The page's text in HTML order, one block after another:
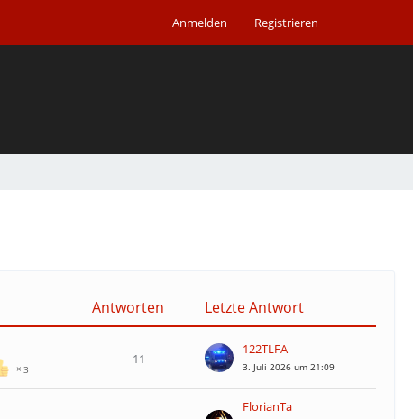
Anmelden Registrieren
Antworten Letzte Antwort
3
11
122TLFA
3. Juli 2026 um 21:09
FlorianTa